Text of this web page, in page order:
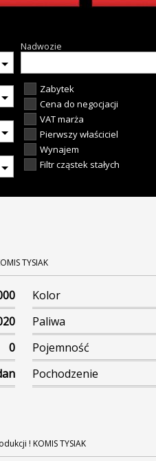
Nadwozie
Zabytek
Cena do negocjacji
VAT marża
Pierwszy właściciel
Wynajem
Filtr cząstek stałych
TYSIAK
Kolor
Paliwa
0 Pojemność
Pochodzenie
! KOMIS TYSIAK